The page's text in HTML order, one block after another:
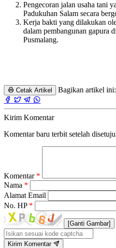
Pengecoran jalan usaha tani
Padukuhan Salam secara
Kerja bakti yang dilakukan
dalam pembangunan gapura
Pusmalang.
Cetak Artikel Bagikan artikel ini:
Kirim Komentar
Komentar baru terbit setelah
Komentar *
Nama *
Alamat Email
No. HP *
[Ganti Gambar]
Kirim Komentar